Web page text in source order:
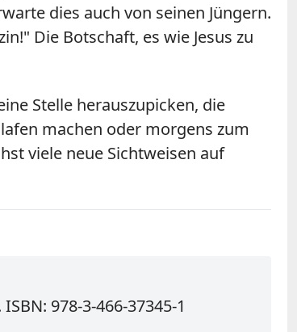
dies auch von seinen Jüngern.
Die Botschaft, es wie Jesus zu
Stelle herauszupicken, die
machen oder morgens zum
viele neue Sichtweisen auf
978-3-466-37345-1